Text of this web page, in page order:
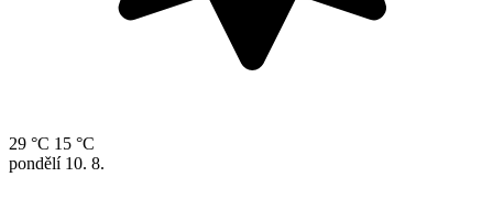
29 °C 15 °C
pondělí 10. 8.